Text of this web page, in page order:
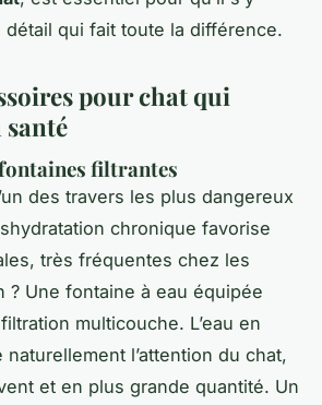
détail qui fait toute la différence.
pour chat qui
filtrantes
des travers les plus dangereux
chronique favorise
très fréquentes chez les
? Une fontaine à eau équipée
multicouche. L’eau en
l’attention du chat,
et en plus grande quantité. Un